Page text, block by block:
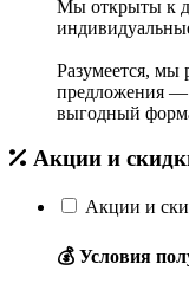
Мы открыты к
Разумеется, мы
предложения —
выгодный
Акции и
Акции и
💰 Условия